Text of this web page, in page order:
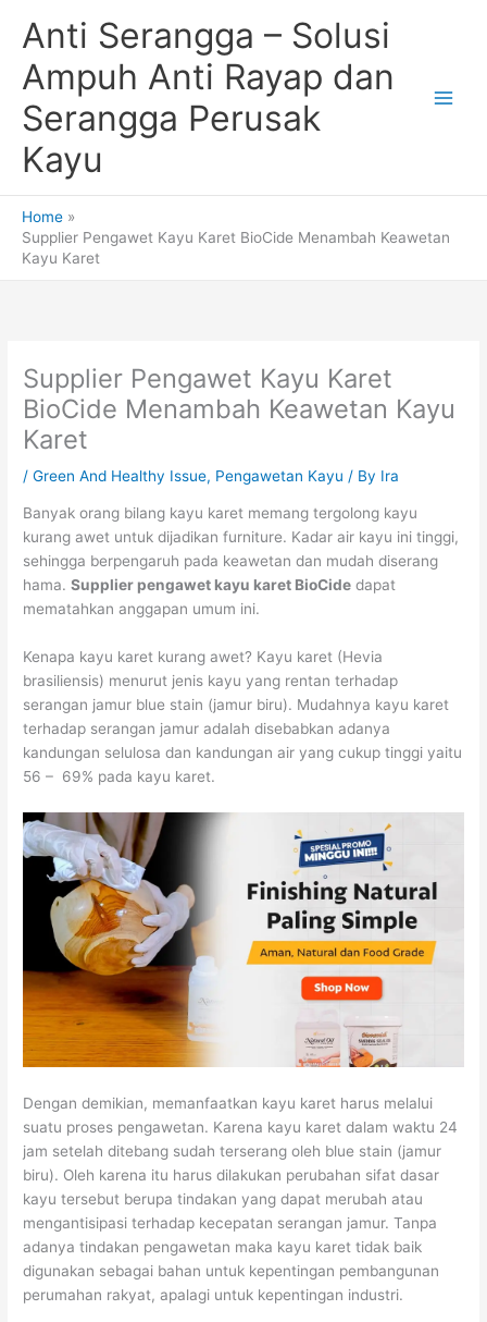
Anti Serangga – Solusi
Ampuh Anti Rayap dan
Serangga Perusak
Kayu
Home
Supplier Pengawet Kayu Karet BioCide Menambah Keawetan
Kayu Karet
Supplier Pengawet Kayu Karet
BioCide Menambah Keawetan Kayu
Karet
/Green And Healthy Issue, Pengawetan Kayu / By Ira
Banyak orang bilang kayu karet memang tergolong kayu
kurang awet untuk dijadikan furniture. Kadar air kayu ini tinggi,
sehingga berpengaruh pada keawetan dan mudah diserang
hama.Supplier pengawet kayu karet BioCide dapat
mematahkan anggapan umum ini.
Kenapa kayu karet kurang awet? Kayu karet (Hevia
brasiliensis) menurut jenis kayu yang rentan terhadap
serangan jamur blue stain (jamur biru). Mudahnya kayu karet
terhadap serangan jamur adalah disebabkan adanya
kandungan selulosa dan kandungan air yang cukup tinggi yaitu
56 – 69% pada kayu karet.
Dengan demikian, memanfaatkan kayu karet harus melalui
suatu proses pengawetan. Karena kayu karet dalam waktu 24
jam setelah ditebang sudah terserang oleh blue stain (jamur
biru). Oleh karena itu harus dilakukan perubahan sifat dasar
kayu tersebut berupa tindakan yang dapat merubah atau
mengantisipasi terhadap kecepatan serangan jamur. Tanpa
adanya tindakan pengawetan maka kayu karet tidak baik
digunakan sebagai bahan untuk kepentingan pembangunan
perumahan rakyat, apalagi untuk kepentingan industri.